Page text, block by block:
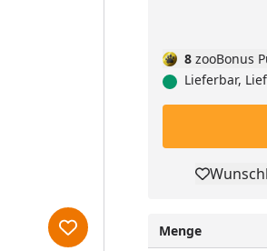
Produkt zur Wunschliste
8 zooBonus
Lieferbar,
Menge